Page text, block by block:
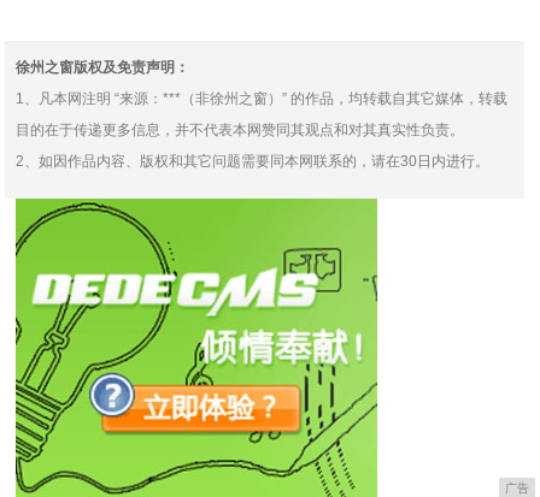
徐州之窗版权及免责声明：
1、凡本网注明 “来源：***（非徐州之窗）” 的作品，均转载自其它媒体，转载
目的在于传递更多信息，并不代表本网赞同其观点和对其真实性负责。
2、如因作品内容、版权和其它问题需要同本网联系的，请在30日内进行。
广告